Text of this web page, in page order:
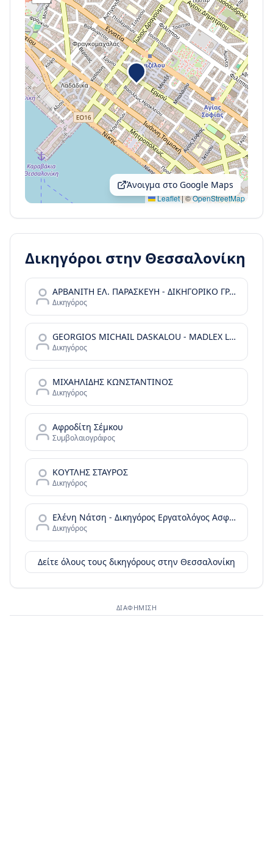
Leaflet|©OpenStreetMap
Άνοιγμα στο Google Maps
Δικηγόροι στην Θεσσαλονίκη
ΑΡΒΑΝΙΤΗ ΕΛ. ΠΑΡΑΣΚΕΥΗ - ΔΙΚΗΓΟΡΙΚΟ ΓΡΑΦΕΙΟ
Δικηγόρος
GEORGIOS MICHAIL DASKALOU - MADLEX LAW FIRM - REAL ESTATE LAW & GREEK GOLDEN VISA
Δικηγόρος
ΜΙΧΑΗΛΙΔΗΣ ΚΩΝΣΤΑΝΤΙΝΟΣ
Δικηγόρος
Αφροδίτη Σέμκου
Συμβολαιογράφος
ΚΟΥΤΛΗΣ ΣΤΑΥΡΟΣ
Δικηγόρος
Ελένη Νάτση - Δικηγόρος Εργατολόγος Ασφαλιστικό Συνταξιοδοτικό
Δικηγόρος
Δείτε όλους τους δικηγόρους στην Θεσσαλονίκη
ΔΙΑΦΉΜΙΣΗ